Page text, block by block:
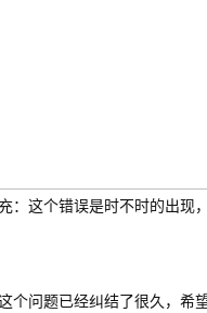
：这个错误是时不时的出现
个问题已经纠结了很久，希